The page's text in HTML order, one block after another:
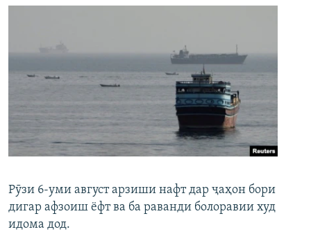
Рӯзи 6-уми август арзиши нафт дар ҷаҳон бори
дигар афзоиш ёфт ва ба раванди болоравии худ
идома дод.